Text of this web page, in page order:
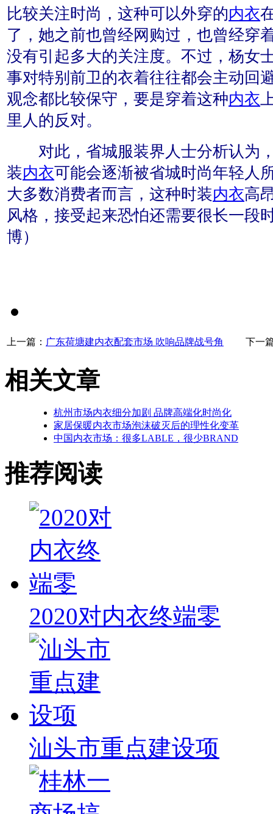
比较关注时尚，这种可以外穿的内衣
了，她之前也曾经网购过，也曾经穿
没有引起多大的关注度。不过，杨女
事对特别前卫的衣着往往都会主动回
观念都比较保守，要是穿着这种内衣
里人的反对。
对此，省城服装界人士分析认为
装内衣可能会逐渐被省城时尚年轻人
大多数消费者而言，这种时装内衣高
风格，接受起来恐怕还需要很长一段
博）
上一篇： 广东荷塘建内衣配套市场 吹响品牌战号角 下一篇
相关文章
杭州市场内衣细分加剧 品牌高端化时尚化
家居保暖内衣市场泡沫破灭后的理性化变革
中国内衣市场：很多LABLE，很少BRAND
推荐阅读
2020对内衣终端零
汕头市重点建设项